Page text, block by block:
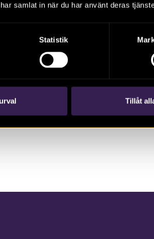
samlat in när du har använt deras
Statistik
Tillåt
i ett
undersökningar
Nu kan du läsa
Artursson m fl
Den
Bok,